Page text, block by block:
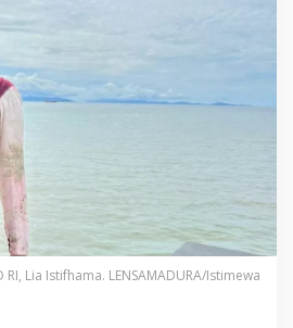
RI, Lia Istifhama. LENSAMADURA/Istimewa